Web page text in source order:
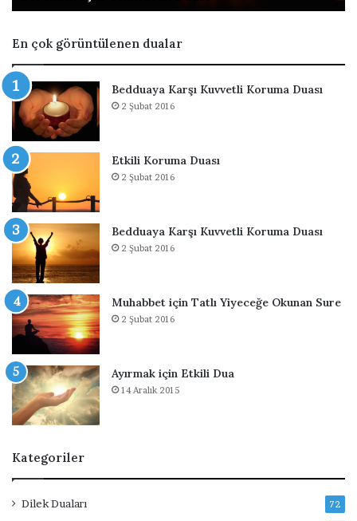
i
O
k
u
n
a
c
a
k
D
u
a
s
ı
En çok görüntülenen dualar
Bedduaya Karşı Kuvvetli Koruma Duası
2 Şubat 2016
Etkili Koruma Duası
2 Şubat 2016
Bedduaya Karşı Kuvvetli Koruma Duası
2 Şubat 2016
Muhabbet için Tatlı Yiyeceğe Okunan Sure
2 Şubat 2016
Ayırmak için Etkili Dua
14 Aralık 2015
Kategoriler
Dilek Duaları 72